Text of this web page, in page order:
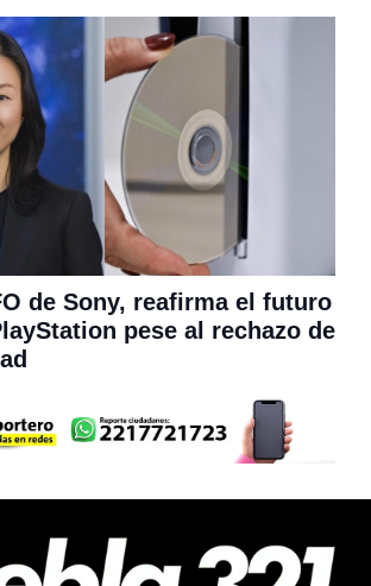
de Sony, reafirma el futuro
pese al rechazo de